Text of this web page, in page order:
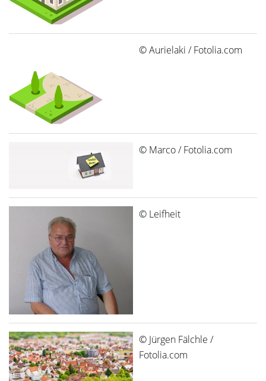
© Aurielaki / Fotolia.com
© Marco / Fotolia.com
© Leifheit
© Jürgen Fälchle /
Fotolia.com